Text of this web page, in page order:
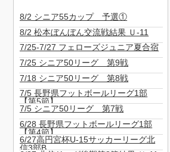
8/2 シニア55カップ 予選①
8/2 松本ぼんぼん交流戦結果 Ｕ-11
7/25-7/27 フェローズジュニア夏合宿
7/25 シニア50リーグ 第9戦
7/18 シニア50リーグ 第8戦
7/5 長野県フットボールリーグ1部
7/5 シニア50リーグ 第7戦
6/28 長野県フットボールリーグ1部
6/27高円宮杯U-15サッカーリーグ北